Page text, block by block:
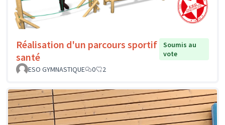
Réalisation d'un parcours sportif
santé
Soumis au
vote
ESO GYMNASTIQUE
0 2